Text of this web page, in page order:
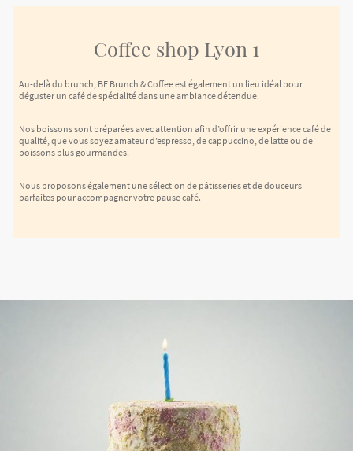
Coffee shop Lyon 1
Au-delà du brunch, BF Brunch & Coffee est également un lieu idéal pour
déguster un café de spécialité dans une ambiance détendue.
Nos boissons sont préparées avec attention afin d’offrir une expérience café de
qualité, que vous soyez amateur d’espresso, de cappuccino, de latte ou de
boissons plus gourmandes.
Nous proposons également une sélection de pâtisseries et de douceurs
parfaites pour accompagner votre pause café.